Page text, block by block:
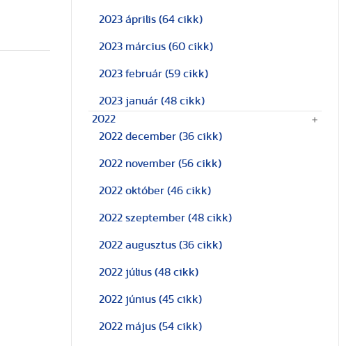
2023 április (64 cikk)
2023 március (60 cikk)
2023 február (59 cikk)
2023 január (48 cikk)
2022
2022 december (36 cikk)
2022 november (56 cikk)
2022 október (46 cikk)
2022 szeptember (48 cikk)
2022 augusztus (36 cikk)
2022 július (48 cikk)
2022 június (45 cikk)
2022 május (54 cikk)